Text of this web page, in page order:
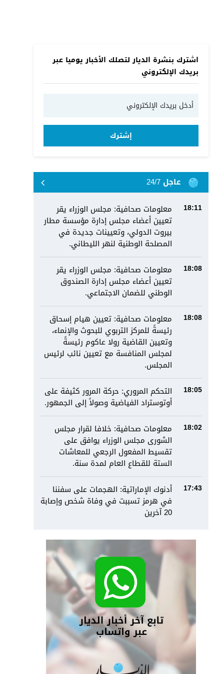
اشترك بنشرة الديار لتصلك الأخبار يوميا عبر
بريدك الإلكتروني
إشترك
عاجل 24/7
18:11
معلومات صحافية: مجلس الوزراء يقر
تعيين أعضاء مجلس إدارة مؤسسة مطار
بيروت الدولي، وتعيينات جديدة في
المصلحة الوطنية لنهر الليطاني.
18:08
معلومات صحافية: مجلس الوزراء يقر
تعيين أعضاء مجلس إدارة الصندوق
الوطني للضمان الاجتماعي.
18:08
معلومات صحافية: تعيين هيام إسحاق
رئيسةً للمركز التربوي للبحوث والإنماء،
وتعيين القاضية رولا عاكوم رئيسةً
لمجلس المنافسة مع تعيين نائب لرئيس
المجلس.
18:05
التحكم المروري: حركة المرور كثيفة على
أوتوستراد الفياضية وصولاً إلى الجمهور.
18:02
معلومات صحافية: خلافا لقرار مجلس
الشورى مجلس الوزراء يوافق على
تقسيط المفعول الرجعي للمعاشات
الستة للقطاع العام لمدة سنة.
17:43
أدنوك الإماراتية: الهجمات على سفننا
في هرمز تسببت في وفاة شخص وإصابة
20 آخرين